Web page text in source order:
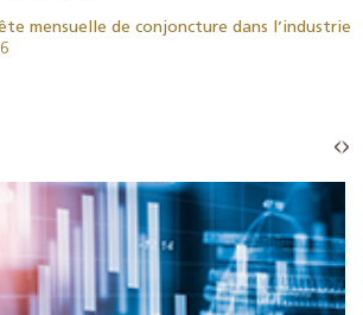
mensuelle de conjoncture dans l’industrie